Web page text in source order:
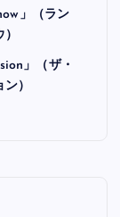
」（ラン
」（ザ・
）